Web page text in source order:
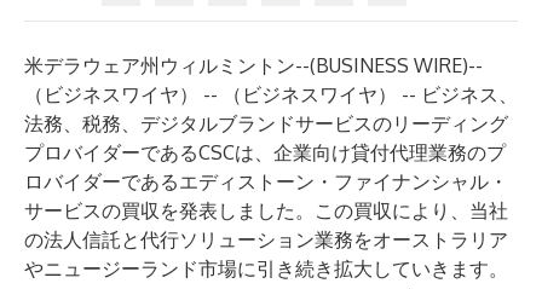
米デラウェア州ウィルミントン--(BUSINESS WIRE)--
（ビジネスワイヤ） -- （ビジネスワイヤ） -- ビジネス、
法務、税務、デジタルブランドサービスのリーディング
プロバイダーであるCSCは、企業向け貸付代理業務のプ
ロバイダーであるエディストーン・ファイナンシャル・
サービスの買収を発表しました。この買収により、当社
の法人信託と代行ソリューション業務をオーストラリア
やニュージーランド市場に引き続き拡大していきます。